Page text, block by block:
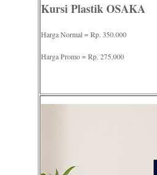
Kursi Plastik OSAKA
Harga Normal = Rp. 350.000
Harga Promo = Rp. 275.000